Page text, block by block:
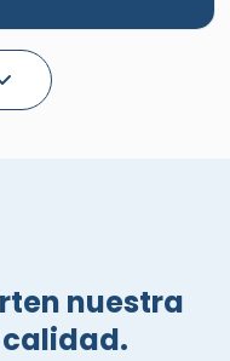
nuestra